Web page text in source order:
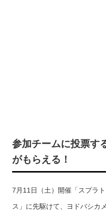
参加チームに投票す
がもらえる！
7月11日（土）開催「スプラ
ス」に先駆けて、ヨドバシカ